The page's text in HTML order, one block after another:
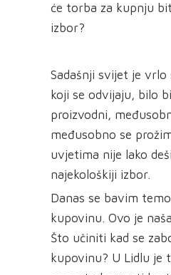
će torba za kupnju
izbor?
Sadašnji svijet je vrlo
koji se odvijaju, bilo
proizvodni,
međusobno se
uvjetima nije lako
najekološkiji izbor.
Danas se bavim
kupovinu. Ovo je
Što učiniti kad se
kupovinu? U Lidlu je